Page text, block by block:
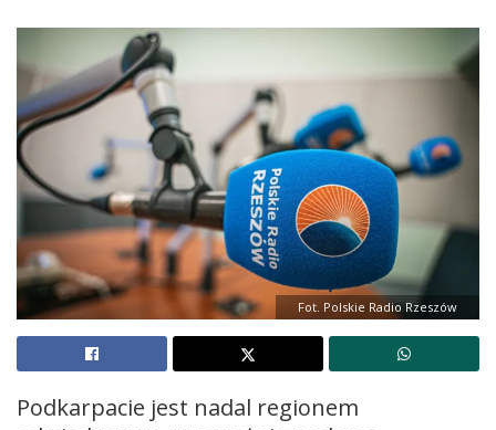
Fot. Polskie Radio Rzeszów
Podkarpacie jest nadal regionem